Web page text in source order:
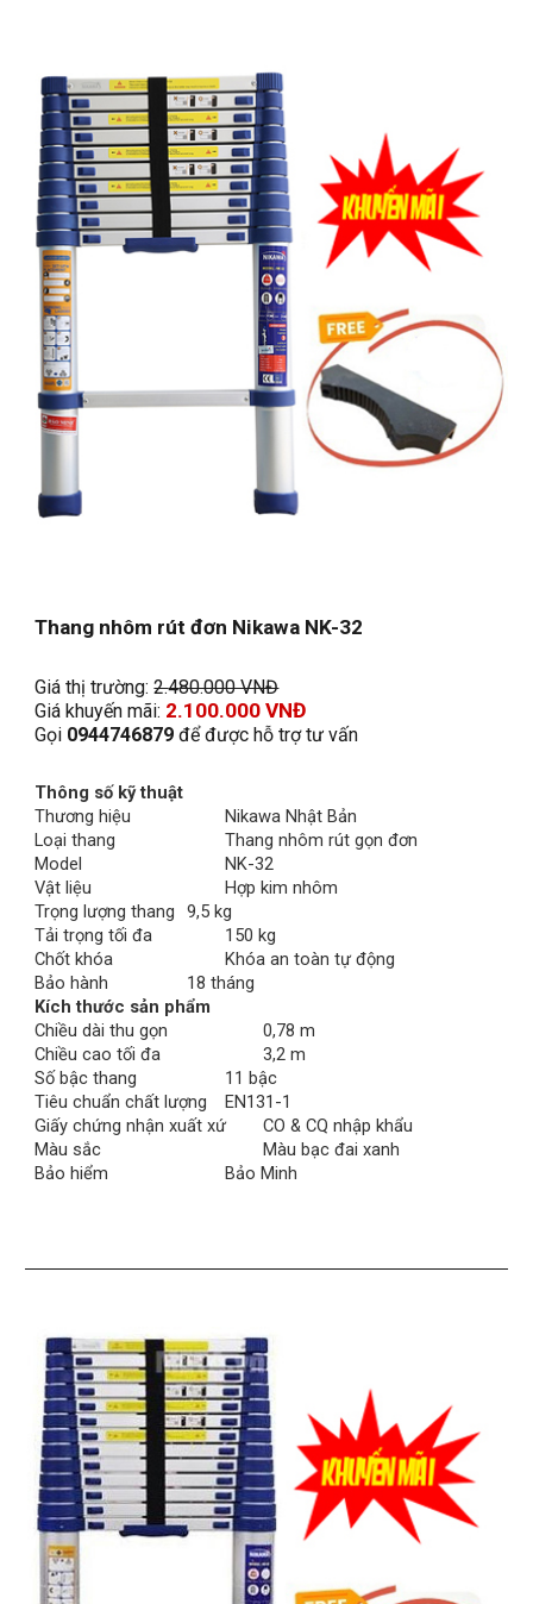
Thang nhôm rút đơn Nikawa NK-32
Giá thị trường: 2.480.000 VNĐ
Giá khuyến mãi: 2.100.000 VNĐ
Gọi 0944746879 để được hỗ trợ tư vấn
Thông số kỹ thuật
Thương hiệu
Nikawa Nhật Bản
Loại thang
Thang nhôm rút gọn đơn
Model
NK-32
Vật liệu
Hợp kim nhôm
Trọng lượng thang
9,5 kg
Tải trọng tối đa
150 kg
Chốt khóa
Khóa an toàn tự động
Bảo hành
18 tháng
Kích thước sản phẩm
Chiều dài thu gọn
0,78 m
Chiều cao tối đa
3,2 m
Số bậc thang
11 bậc
Tiêu chuẩn chất lượng
EN131-1
Giấy chứng nhận xuất xứ
CO & CQ nhập khẩu
Màu sắc
Màu bạc đai xanh
Bảo hiểm
Bảo Minh